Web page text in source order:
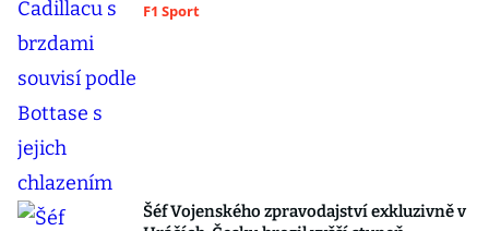
F1 Sport
Šéf Vojenského zpravodajství exkluzivně v